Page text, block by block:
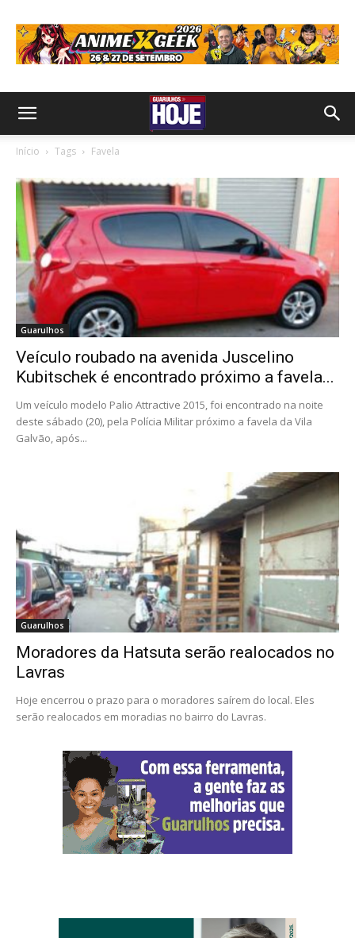
Início Tags Favela
Guarulhos
Veículo roubado na avenida Juscelino
Kubitschek é encontrado próximo a favela...
Um veículo modelo Palio Attractive 2015, foi encontrado na noite
deste sábado (20), pela Polícia Militar próximo a favela da Vila
Galvão, após...
Guarulhos
Moradores da Hatsuta serão realocados no
Lavras
Hoje encerrou o prazo para o moradores saírem do local. Eles
serão realocados em moradias no bairro do Lavras.